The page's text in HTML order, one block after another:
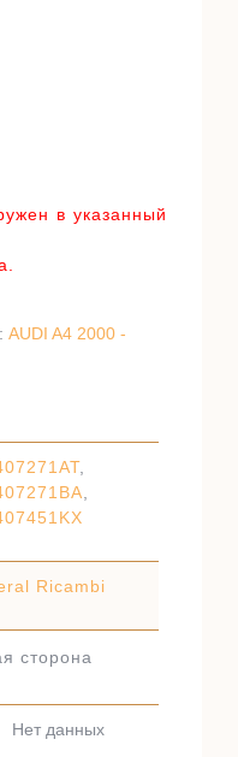
в указанный
AUDI A4 2000 -
,
Ricambi
сторона
Нет данных